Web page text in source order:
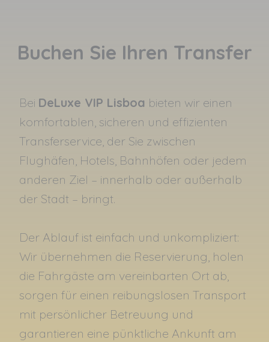
Buchen Sie Ihren Transfer
Bei DeLuxe VIP Lisboa bieten wir einen
komfortablen, sicheren und effizienten
Transferservice, der Sie zwischen
Flughäfen, Hotels, Bahnhöfen oder jedem
anderen Ziel – innerhalb oder außerhalb
der Stadt – bringt.
Der Ablauf ist einfach und unkompliziert:
Wir übernehmen die Reservierung, holen
die Fahrgäste am vereinbarten Ort ab,
sorgen für einen reibungslosen Transport
mit persönlicher Betreuung und
garantieren eine pünktliche Ankunft am